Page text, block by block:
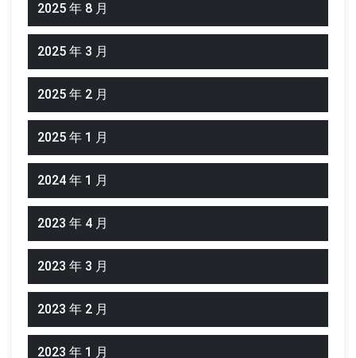
2025 年 8 月
2025 年 3 月
2025 年 2 月
2025 年 1 月
2024 年 1 月
2023 年 4 月
2023 年 3 月
2023 年 2 月
2023 年 1 月